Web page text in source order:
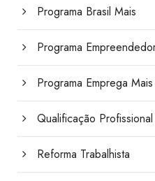
Programa Brasil Mais
Programa
Programa Emprega Mais
Qualificação Profissional
Reforma Trabalhista